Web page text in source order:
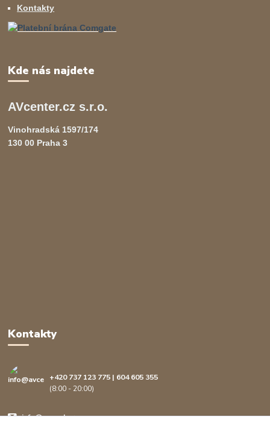
Kontakty
Kde nás najdete
AVcenter.cz s.r.o.
Vinohradská 1597/174
130 00 Praha 3
Kontakty
+420 737 123 775 | 604 605 355
(8:00 - 20:00)
info@avcenter.cz